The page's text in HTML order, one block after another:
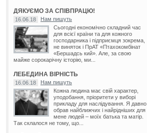
ДЯКУЄМО ЗА СПІВПРАЦЮ!
16.06.18
Нам пишуть
Сьогодні економічно складний час
для всієї країни та для кожного
господарника і підприємця зокрема,
не виняток і ПрАТ «Птахокомбінат
«Бершадсь кий». Але, за свою
майже сорокарічну історію, ми...
ЛЕБЕДИНА ВІРНІСТЬ
16.06.18
Нам пишуть
Кожна людина має свій характер,
уподобання, пріоритети у виборі
прикладу для наслідування. Я давно
обрав найближчих і найрідніших для
мене людей – моїх батька та матір.
Так склалося не тому, що...